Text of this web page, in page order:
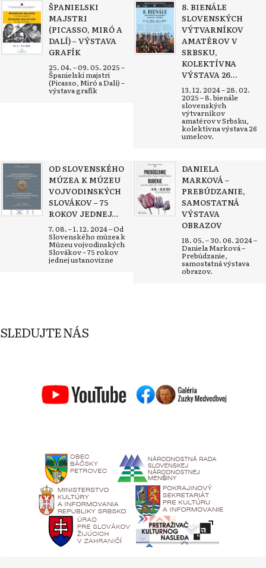
ŠPANIELSKI
MAJSTRI
(PICASSO, MIRÓ A
DALÍ) – VÝSTAVA
GRAFÍK
25. 04. – 09. 05. 2025 –
Španielski majstri
(Picasso, Miró a Dalí) –
výstava grafík
8. BIENÁLE
SLOVENSKÝCH
VÝTVARNÍKOV
AMATÉROV V
SRBSKU,
KOLEKTÍVNA
VÝSTAVA 26...
13. 12. 2024 – 28. 02.
2025 – 8. bienále
slovenských
výtvarníkov
amatérov v Srbsku,
kolektívna výstava 26
umelcov.
OD SLOVENSKÉHO
MÚZEA K MÚZEU
VOJVODINSKÝCH
SLOVÁKOV – 75
ROKOV JEDNEJ...
7. 08. – 1. 12. 2024 – Od
Slovenského múzea k
Múzeu vojvodinských
Slovákov – 75 rokov
jednej ustanovizne
DANIELA
MARKOVÁ –
PREBÚDZANIE,
SAMOSTATNÁ
VÝSTAVA
OBRAZOV
18. 05. – 30. 06. 2024 –
Daniela Marková –
Prebúdzanie,
samostatná výstava
obrazov.
SLEDUJTE NÁS